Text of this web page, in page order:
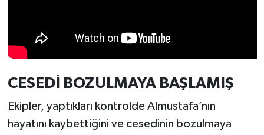
CESEDİ BOZULMAYA BAŞLAMIŞ
Ekipler, yaptıkları kontrolde Almustafa’nın
hayatını kaybettiğini ve cesedinin bozulmaya
Siyaset
Teknoloji